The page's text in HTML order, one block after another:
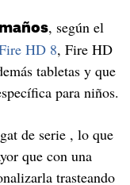
, según el
HD 8, Fire HD
tabletas y que
para niños.
de serie , lo que
que con una
trasteando